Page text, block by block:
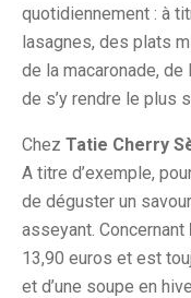
quotidiennement : à
lasagnes, des plats
de la macaronade, de
de s’y rendre le plus
Chez Tatie Cherry
A titre d’exemple,
de déguster un
asseyant. Concernant
13,90 euros et est
et d’une soupe en